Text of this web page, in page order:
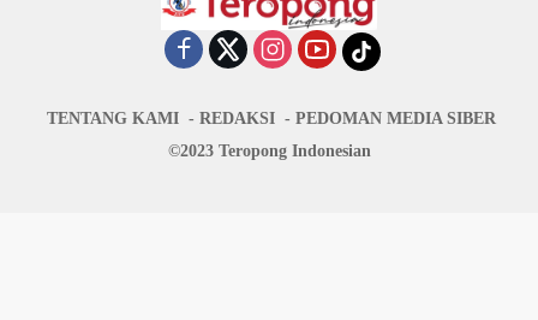
TENTANG KAMI REDAKSI
PEDOMAN MEDIA SIBER
©2023 Teropong Indonesian